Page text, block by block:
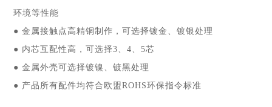
环境等性能
● 金属接触点高精铜制作，可选择镀金、镀银处理
● 内芯互配性高，可选择3、4、5芯
● 金属外壳可选择镀镍、镀黑处理
● 产品所有配件均符合欧盟ROHS环保指令标准